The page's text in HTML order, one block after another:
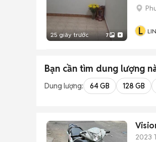
25 giây trước 7 L
Bạn cần tìm dung lượng
Dung lượng: 64 GB 128 GB
2023